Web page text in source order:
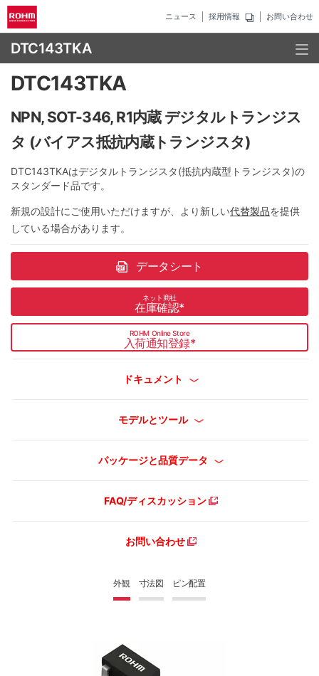
ニュース 採用情報 お問い合わせ
DTC143TKA
外観 寸法図 ピン配置
DTC143TKA
NPN, SOT-346, R1内蔵 デジタルトランジス
タ (バイアス抵抗内蔵トランジスタ)
DTC143TKAはデジタルトランジスタ(抵抗内蔵型トランジスタ)の
スタンダード品です。
新規の設計にご使用いただけますが、より新しい代替製品を提供
している場合があります。
データシート
ネット商社
在庫確認*
ROHM Online Store
入荷通知登録*
ドキュメント
モデルとツール
パッケージと品質データ
FAQ/ディスカッション
お問い合わせ